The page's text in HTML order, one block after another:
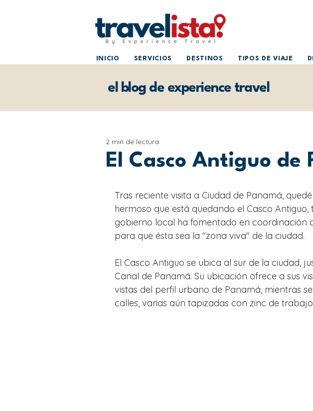
INICIO SERVICIOS DESTINOS TIPOS DE VIAJE
el blog de experience travel
El Casco Antiguo de
2 min de lectura
Tras reciente visita a Ciudad de Panamá,
hermoso que está quedando el Casco
gobierno local ha fomentado en coordinación
para que ésta sea la "zona viva" de la ciudad.
El Casco Antiguo se ubica al sur de la ciudad,
Canal de Panamá. Su ubicación ofrece a sus
vistas del perfil urbano de Panamá, mientras
calles, varias aún tapizadas con zinc de